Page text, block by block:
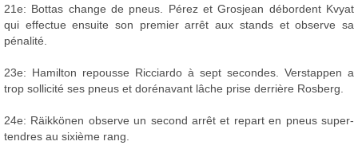
21e: Bottas change de pneus. Pérez et Grosjean débordent Kvyat
qui effectue ensuite son premier arrêt aux stands et observe sa
pénalité.
23e: Hamilton repousse Ricciardo à sept secondes. Verstappen a
trop sollicité ses pneus et dorénavant lâche prise derrière Rosberg.
24e: Räikkönen observe un second arrêt et repart en pneus super-
tendres au sixième rang.